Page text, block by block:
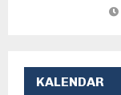
KALENDAR